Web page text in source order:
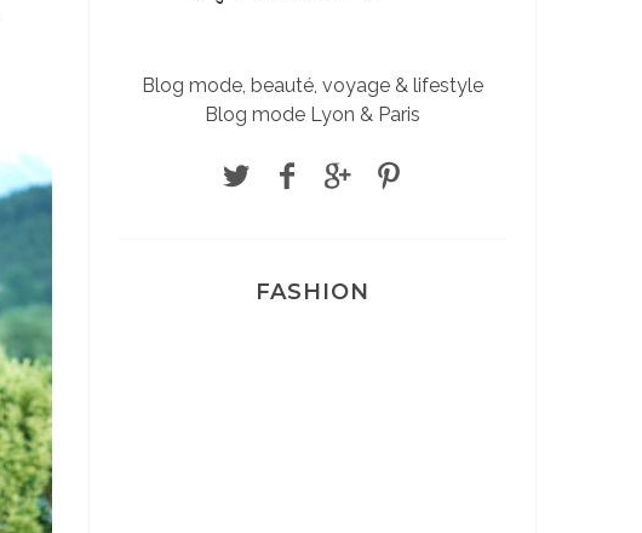
Blog mode, beauté, voyage & lifestyle
Blog mode Lyon & Paris
FASHION